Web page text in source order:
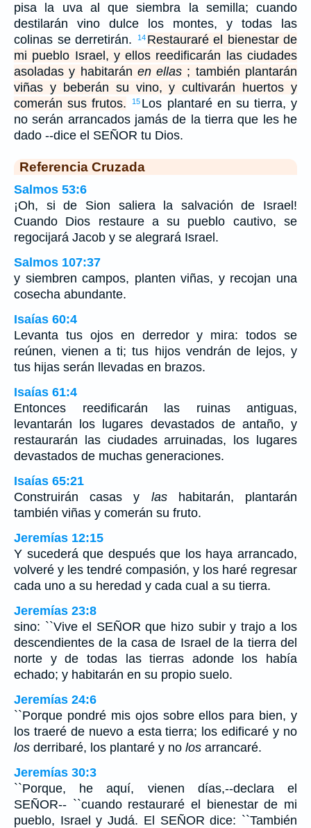
pisa la uva al que siembra la semilla; cuando
destilarán vino dulce los montes, y todas las
colinas se derretirán.
14 Restauraré el bienestar de
mi pueblo Israel, y ellos reedificarán las ciudades
asoladas y habitarán en ellas ; también plantarán
viñas y beberán su vino, y cultivarán huertos y
comerán sus frutos.
15 Los plantaré en su tierra, y
no serán arrancados jamás de la tierra que les he
dado --dice el SEÑOR tu Dios.
Referencia Cruzada
Salmos 53:6
¡Oh, si de Sion saliera la salvación de Israel!
Cuando Dios restaure a su pueblo cautivo, se
regocijará Jacob y se alegrará Israel.
Salmos 107:37
y siembren campos, planten viñas, y recojan una
cosecha abundante.
Isaías 60:4
Levanta tus ojos en derredor y mira: todos se
reúnen, vienen a ti; tus hijos vendrán de lejos, y
tus hijas serán llevadas en brazos.
Isaías 61:4
Entonces reedificarán las ruinas antiguas,
levantarán los lugares devastados de antaño, y
restaurarán las ciudades arruinadas, los lugares
devastados de muchas generaciones.
Isaías 65:21
Construirán casas y lashabitarán, plantarán
también viñas y comerán su fruto.
Jeremías 12:15
Y sucederá que después que los haya arrancado,
volveré y les tendré compasión, y los haré regresar
cada uno a su heredad y cada cual a su tierra.
Jeremías 23:8
sino: ``Vive el SEÑOR que hizo subir y trajo a los
descendientes de la casa de Israel de la tierra del
norte y de todas las tierras adonde los había
echado; y habitarán en su propio suelo.
Jeremías 24:6
``Porque pondré mis ojos sobre ellos para bien, y
los traeré de nuevo a esta tierra; los edificaré y no
los derribaré, los plantaré y no los arrancaré.
Jeremías 30:3
``Porque, he aquí, vienen días,--declara el
SEÑOR-- ``cuando restauraré el bienestar de mi
pueblo, Israel y Judá. El SEÑOR dice: ``También